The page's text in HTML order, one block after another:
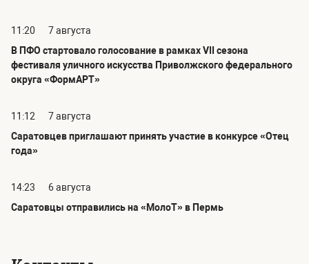
11:20
7 августа
В ПФО стартовало голосование в рамках VII сезона
фестиваля уличного искусства Приволжского федерального
округа «ФормАРТ»
11:12
7 августа
Саратовцев приглашают принять участие в конкурсе «Отец
года»
14:23
6 августа
Саратовцы отправились на «МолоТ» в Пермь